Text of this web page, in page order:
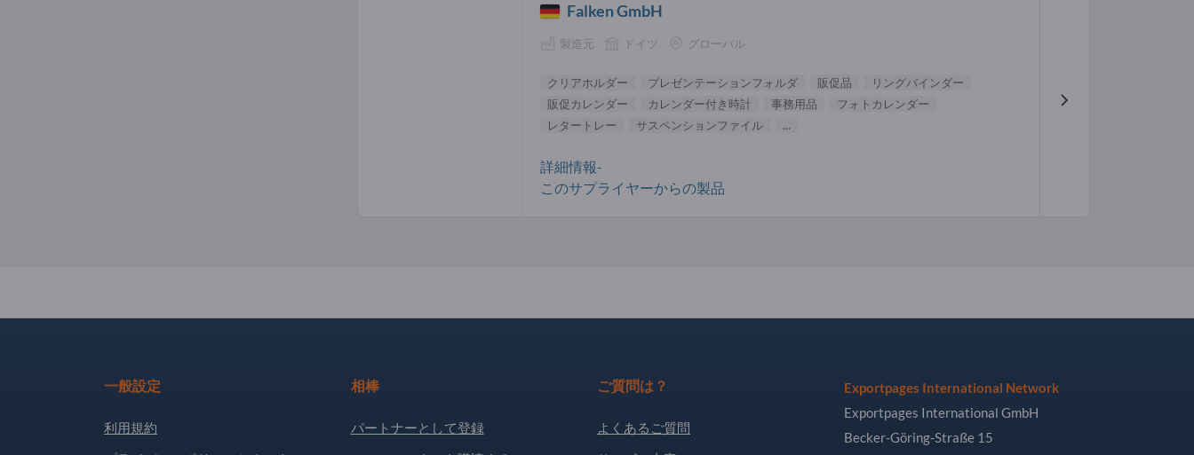
Falken GmbH
製造元 ドイツ グローバル
クリアホルダー プレゼンテーションフォルダ 販促品
リングバインダー
販促カレンダー
カレンダー付き時計 事務用品
フォトカレンダー
レタートレー
サスペンションファイル ...
詳細情報-
このサプライヤーからの製品
一般設定
利用規約
相棒
パートナーとして登録
ご質問は？
よくあるご質問
Exportpages International Network
Exportpages International GmbH
Becker-Göring-Straße 15